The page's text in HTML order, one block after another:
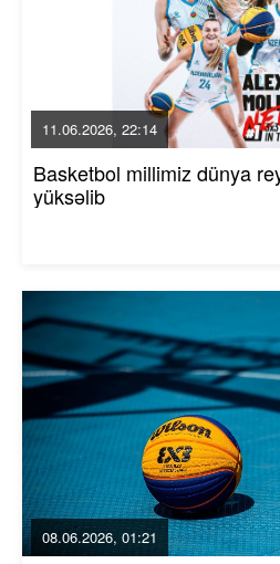
11.06.2026, 22:14
Basketbol millimiz dünya
yüksəlib
08.06.2026, 01:21